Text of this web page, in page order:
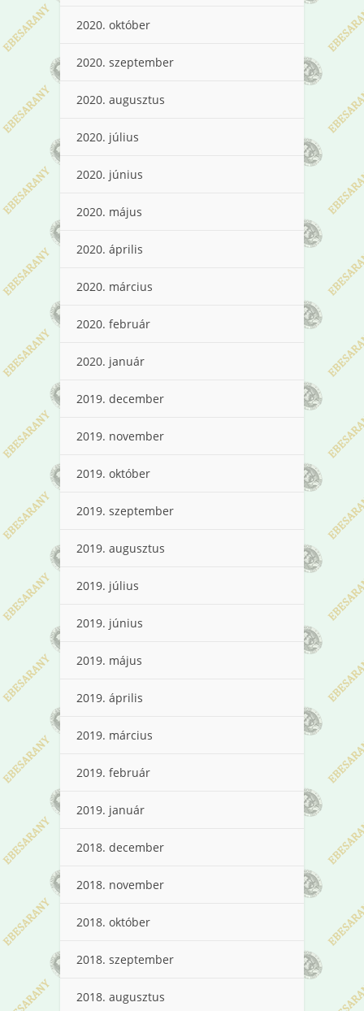
2020. október
2020. szeptember
2020. augusztus
2020. július
2020. június
2020. május
2020. április
2020. március
2020. február
2020. január
2019. december
2019. november
2019. október
2019. szeptember
2019. augusztus
2019. július
2019. június
2019. május
2019. április
2019. március
2019. február
2019. január
2018. december
2018. november
2018. október
2018. szeptember
2018. augusztus